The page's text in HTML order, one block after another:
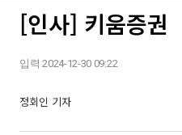
[인사] 키움증권
입력 2024-12-30 09:22
정회인 기자